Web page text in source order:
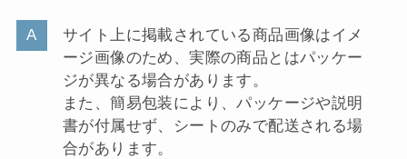
サイト上に掲載されている商品画像はイメ
ージ画像のため、実際の商品とはパッケー
ジが異なる場合があります。
また、簡易包装により、パッケージや説明
書が付属せず、シートのみで配送される場
合があります。